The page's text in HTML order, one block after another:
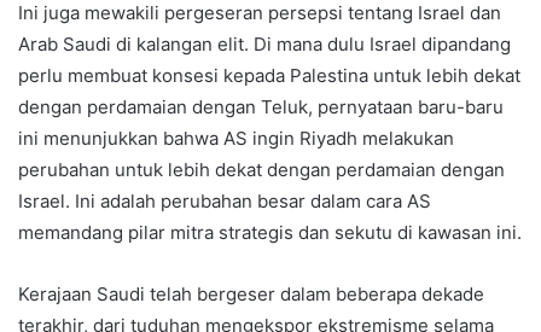
Ini juga mewakili pergeseran persepsi tentang Israel dan
Arab Saudi di kalangan elit. Di mana dulu Israel dipandang
perlu membuat konsesi kepada Palestina untuk lebih dekat
dengan perdamaian dengan Teluk, pernyataan baru-baru
ini menunjukkan bahwa AS ingin Riyadh melakukan
perubahan untuk lebih dekat dengan perdamaian dengan
Israel. Ini adalah perubahan besar dalam cara AS
memandang pilar mitra strategis dan sekutu di kawasan ini.
Kerajaan Saudi telah bergeser dalam beberapa dekade
terakhir, dari tuduhan mengekspor ekstremisme selama